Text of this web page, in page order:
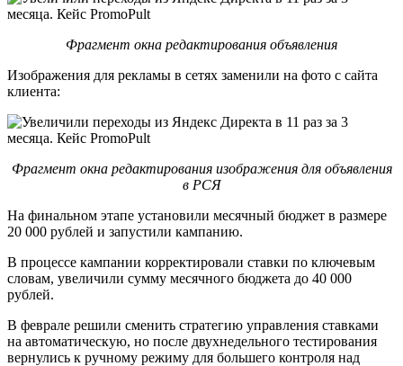
Фрагмент окна редактирования объявления
Изображения для рекламы в сетях заменили на фото с сайта
клиента:
Фрагмент окна редактирования изображения для объявления
в РСЯ
На финальном этапе установили месячный бюджет в размере
20 000 рублей и запустили кампанию.
В процессе кампании корректировали ставки по ключевым
словам, увеличили сумму месячного бюджета до 40 000
рублей.
В феврале решили сменить стратегию управления ставками
на автоматическую, но после двухнедельного тестирования
вернулись к ручному режиму для большего контроля над